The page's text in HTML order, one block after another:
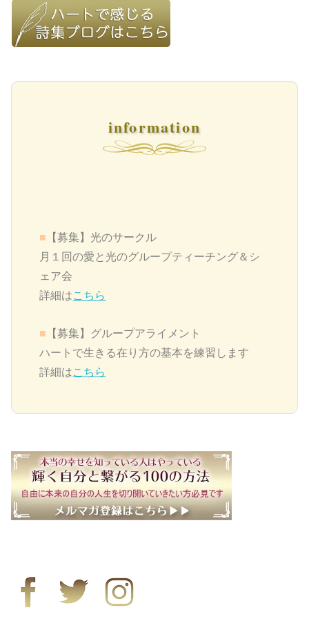
information
■ 【募集】光のサークル
月１回の愛と光のグループティーチング＆シ
ェア会
詳細はこちら
■ 【募集】グループアライメント
ハートで生きる在り方の基本を練習します
詳細は こちら